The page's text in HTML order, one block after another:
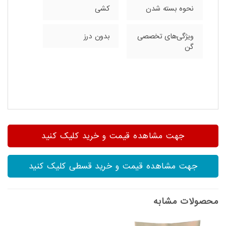
نحوه بسته شدن کشی
ویژگی‌های تخصصی
گن
بدون درز
جهت مشاهده قیمت و خرید کلیک کنید
جهت مشاهده قیمت و خرید قسطی کلیک کنید
محصولات مشابه